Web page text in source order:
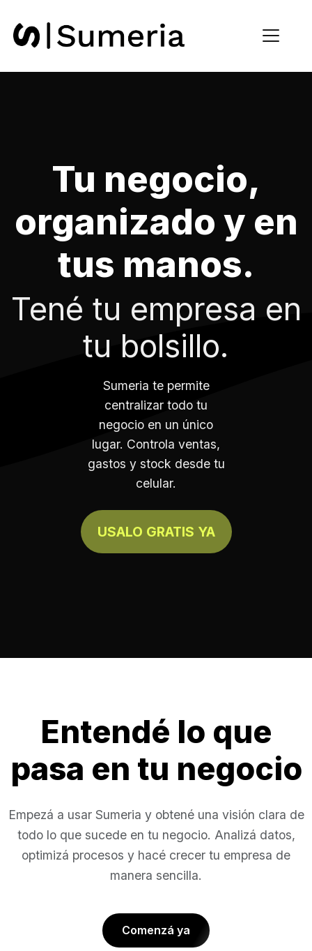
Tu negocio,
organizado y en
tus manos.
Tené tu empresa en
tu bolsillo.
Sumeria te permite
centralizar todo tu
negocio en un único
lugar. Controla ventas,
gastos y stock desde tu
celular.
USALO GRATIS YA
Entendé lo que
pasa en tu negocio
Empezá a usar Sumeria y obtené una visión clara de
todo lo que sucede en tu negocio. Analizá datos,
optimizá procesos y hacé crecer tu empresa de
manera sencilla.
Comenzá ya